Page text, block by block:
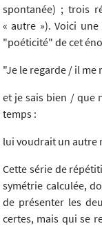
spontanée) ; trois
« autre »). Voici
"poéticité" de cet
"Je le regarde / il me
et je sais bien / que
temps :
lui voudrait un autre
Cette série de
symétrie calculée,
de présenter les
certes, mais qui se